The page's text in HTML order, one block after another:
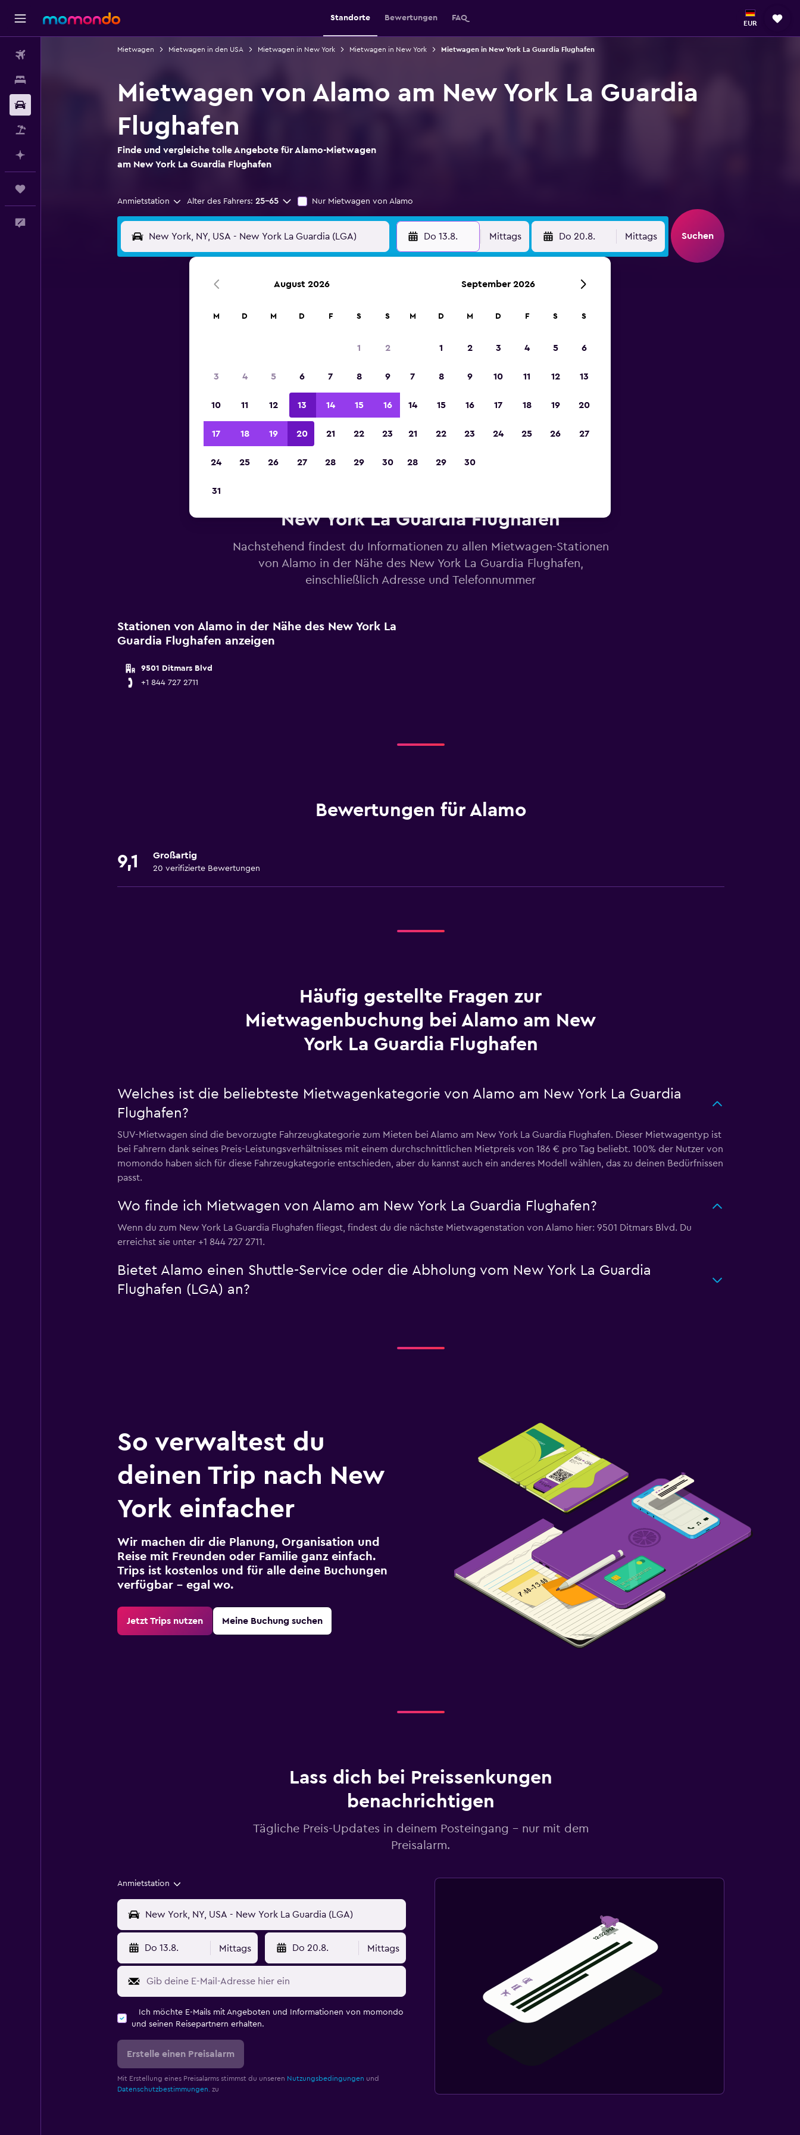
Standorte Bewertungen FAQ
EUR
Mietwagen Mietwagen in den USA Mietwagen in New York Mietwagen in New York Mietwagen in New York La Guardia Flughafen
Mietwagen von Alamo am New York La Guardia
Flughafen
Finde und vergleiche tolle Angebote für Alamo-Mietwagen
am New York La Guardia Flughafen
Anmietstation Alter des Fahrers: 25-65 Nur Mietwagen von Alamo
Do 13.8. Mittags Do 20.8. Mittags Suchen
Sieger 2023 gekürt
New York La Guardia Flughafen
Nachstehend findest du Informationen zu allen Mietwagen-Stationen
von Alamo in der Nähe des New York La Guardia Flughafen,
einschließlich Adresse und Telefonnummer
Stationen von Alamo in der Nähe des New York La
Guardia Flughafen anzeigen
9501 Ditmars Blvd
+1 844 727 2711
Bewertungen für Alamo
9,1 Großartig
20 verifizierte Bewertungen
Häufig gestellte Fragen zur
Mietwagenbuchung bei Alamo am New
York La Guardia Flughafen
Welches ist die beliebteste Mietwagenkategorie von Alamo am New York La Guardia
Flughafen?
SUV-Mietwagen sind die bevorzugte Fahrzeugkategorie zum Mieten bei Alamo am New York La Guardia Flughafen. Dieser Mietwagentyp ist
bei Fahrern dank seines Preis-Leistungsverhältnisses mit einem durchschnittlichen Mietpreis von 186 € pro Tag beliebt. 100% der Nutzer von
momondo haben sich für diese Fahrzeugkategorie entschieden, aber du kannst auch ein anderes Modell wählen, das zu deinen Bedürfnissen
passt.
Wo finde ich Mietwagen von Alamo am New York La Guardia Flughafen?
Wenn du zum New York La Guardia Flughafen fliegst, findest du die nächste Mietwagenstation von Alamo hier: 9501 Ditmars Blvd. Du
erreichst sie unter +1 844 727 2711.
Bietet Alamo einen Shuttle-Service oder die Abholung vom New York La Guardia
Flughafen (LGA) an?
So verwaltest du
deinen Trip nach New
York einfacher
Wir machen dir die Planung, Organisation und
Reise mit Freunden oder Familie ganz einfach.
Trips ist kostenlos und für alle deine Buchungen
verfügbar – egal wo.
Jetzt Trips nutzen Meine Buchung suchen
Lass dich bei Preissenkungen
benachrichtigen
Tägliche Preis-Updates in deinem Posteingang – nur mit dem
Preisalarm.
Anmietstation
Do 13.8. Mittags Do 20.8. Mittags
Ich möchte E-Mails mit Angeboten und Informationen von momondo
und seinen Reisepartnern erhalten.
Erstelle einen Preisalarm
Mit Erstellung eines Preisalarms stimmst du unseren Nutzungsbedingungen und
Datenschutzbestimmungen.zu
August 2026
M D M D F S S
1 2
3 4 5 6 7 8 9
10 11 12 13 14 15 16
17 18 19 20 21 22 23
24 25 26 27 28 29 30
31
September 2026
M D M D F S S
1 2 3 4 5 6
7 8 9 10 11 12 13
14 15 16 17 18 19 20
21 22 23 24 25 26 27
28 29 30